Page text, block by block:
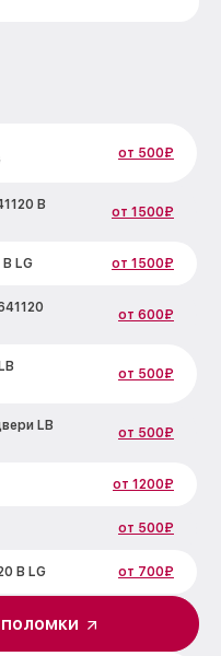
от 500₽
B
от 1500₽
LG от 1500₽
от 600₽
от 500₽
LB
от 500₽
от 1200₽
от 500₽
B LG от 700₽
LG